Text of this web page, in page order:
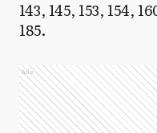
143, 145, 153, 154,
185.
Ads